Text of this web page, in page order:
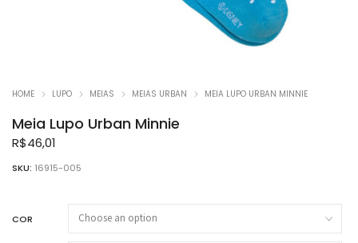
HOME LUPO MEIAS MEIAS URBAN MEIA LUPO URBAN MINNIE
Meia Lupo Urban Minnie
R$46,01
SKU: 16915-005
COR